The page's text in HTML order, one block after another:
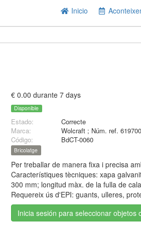
Inicio
€ 0.00 durante 7 days
Disponible
Estado:
Correcte
Marca:
Wolcraft ; Núm. ref.
Código:
BdCT-0060
Bricolatge
Per treballar de manera fixa i precisa
Característiques tècniques: xapa
300 mm; longitud màx. de la fulla de
Requereix ús d'EPI: guants, ulleres,
Inicia sesión para seleccionar objetos